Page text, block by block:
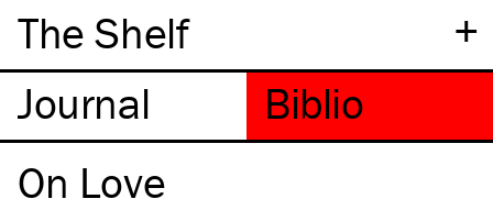
+
The Shelf
On Love